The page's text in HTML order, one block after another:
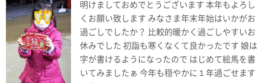
明けましておめでとうございます 本年もよろし
くお願い致します みなさま年末年始はいかがお
過ごしでしたか？ 比較的暖かく過ごしやすいお
休みでした 初詣も寒くなくて良かったです 娘は
字が書けるようになったので はじめて絵馬を書
いてみましたぁ 今年も穏やかに１年過ごせます